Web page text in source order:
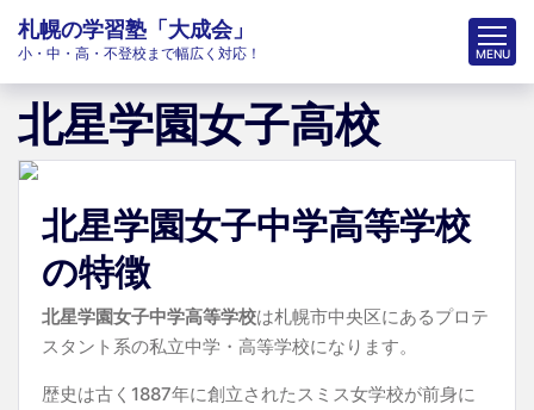
札幌の学習塾「大成会」
小・中・高・不登校まで幅広く対応！
北星学園女子高校
北星学園女子中学高等学校
の特徴
北星学園女子中学高等学校は札幌市中央区にあるプロテ
スタント系の私立中学・高等学校になります。
歴史は古く1887年に創立されたスミス女学校が前身に